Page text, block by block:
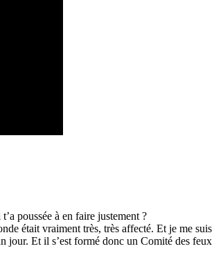
poussée à en faire justement ?
était vraiment très, très affecté. Et je me
Et il s’est formé donc un Comité des